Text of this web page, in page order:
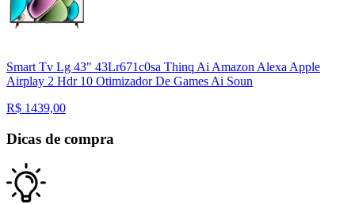
Smart Tv Lg 43" 43Lr671c0sa Thinq Ai Amazon Alexa Apple
Airplay 2 Hdr 10 Otimizador De Games Ai Soun
R$ 1439,00
Dicas de compra